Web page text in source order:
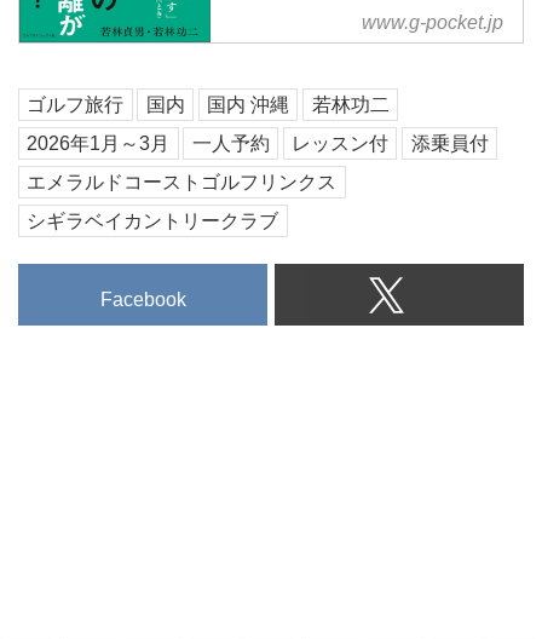
www.g-pocket.jp
ゴルフ旅行 国内 国内 沖縄
若林功二
2026年1月～3月
一人予約 レッスン付
添乗員付
エメラルドコーストゴルフリンクス
シギラベイカントリークラブ
Facebook